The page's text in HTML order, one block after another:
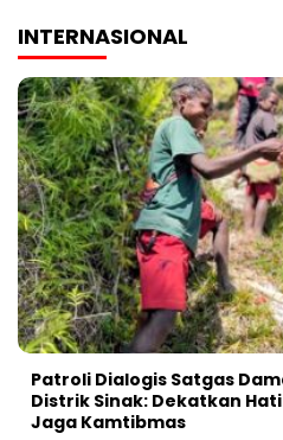
INTERNASIONAL
Patroli Dialogis Satgas
Distrik Sinak: Dekatkan
Jaga Kamtibmas